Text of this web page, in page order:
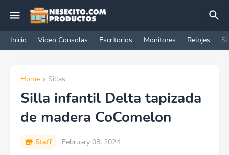
Inicio Video Consolas Escritorios Monitores Relojes
Home Sillas
Silla infantil Delta tapizada
de madera CoComelon
Staff February 08, 2024